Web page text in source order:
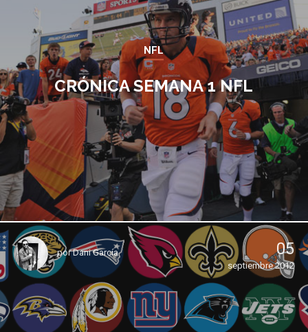
NFL
CRÓNICA SEMANA 1 NFL
porDani García 05
septiembre 2012